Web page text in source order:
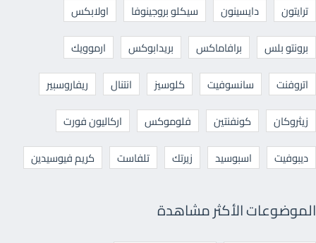
ترايتون
دايسينون سيكلو بروجينوفا
اولابكس
برونتو بلس
برافاماكس بريدابوكس
ارموويك
اتروفنت
سانسوفيت كلوسيز انتنال
ريفاروسبير
زيثروكان
كونفنتين فلوموكس
اركاليون فورت
ديبوفيت
اسبوسيد زيرتك تلفاست كريم فيوسيدين
الموضوعات الأكثر مشاهدة